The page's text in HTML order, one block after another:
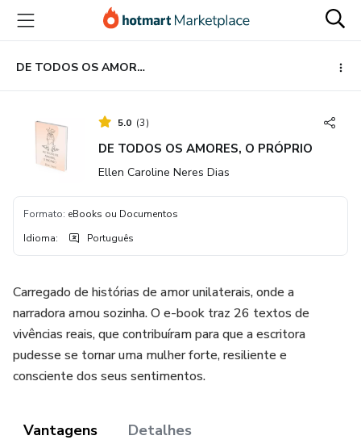
para
conteúdo
principal
para
pagamento
para
rodapé
DE TODOS OS AMORES, O PRÓPRIO
5.0 (3)
DE TODOS OS AMORES, O PRÓPRIO
Ellen Caroline Neres Dias
Formato: eBooks ou Documentos
Idioma: Português
Carregado de histórias de amor unilaterais, onde a
narradora amou sozinha. O e-book traz 26 textos de
vivências reais, que contribuíram para que a escritora
pudesse se tornar uma mulher forte, resiliente e
consciente dos seus sentimentos.
Vantagens Detalhes